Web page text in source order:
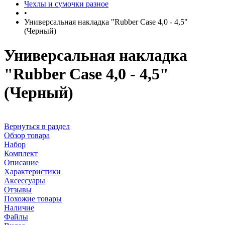
Чехлы и сумочки разное
•
Универсальная накладка "Rubber Case 4,0 - 4,5"
(Черный)
Универсальная накладка
"Rubber Case 4,0 - 4,5"
(Черный)
Вернуться в раздел
Обзор товара
Набор
Комплект
Описание
Характеристики
Аксессуары
Отзывы
Похожие товары
Наличие
Файлы